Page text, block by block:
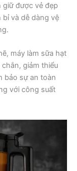
giữ được vẻ đẹp
bỉ và dễ dàng vệ
máy làm sữa hạt
giảm thiểu
bảo sự an toàn
với công suất